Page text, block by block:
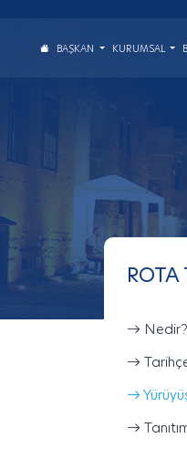
BAŞKAN KURUMSAL
ROTA
Nedir?